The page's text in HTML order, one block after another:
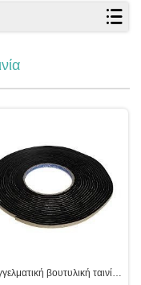
βουτυλική ταινία